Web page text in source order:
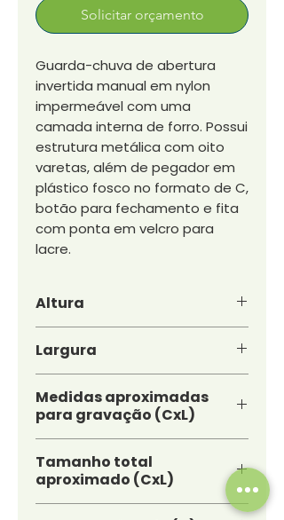
Solicitar orçamento
Guarda-chuva de abertura
invertida manual em nylon
impermeável com uma
camada interna de forro. Possui
estrutura metálica com oito
varetas, além de pegador em
plástico fosco no formato de C,
botão para fechamento e fita
com ponta em velcro para
lacre.
Altura
Largura
Medidas aproximadas
para gravação (CxL)
Tamanho total
aproximado (CxL)